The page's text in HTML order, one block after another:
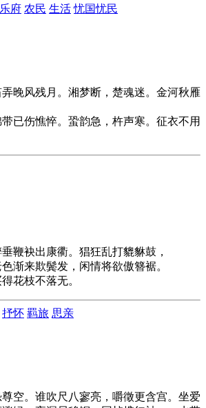
乐府 农民 生活 忧国忧民
晚风残月。湘梦断，楚魂迷。金河秋雁
已伤憔悴。蛩韵急，杵声寒。征衣不用
鞭袂出康衢。猖狂乱打貔貅鼓，
渐来欺鬓发，闲情将欲傲簪裾。
花枝不落无。
抒怀 羁旅 思亲
空。谁吹尺八寥亮，嚼徵更含宫。坐爱